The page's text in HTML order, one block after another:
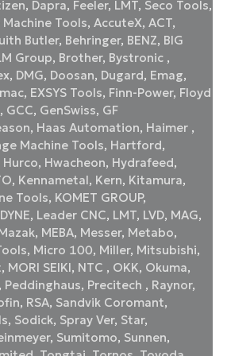
, Dapra, Feeler, LMT, Seco Tools,
Tools,AccuteX,ACT,
Butler, Behringer, BENZ, BIG
Group, Brother, Bystronic ,
, DMG, Doosan, Dugard, Emag,
, EXSYS Tools, Finn-Power, Floyd
, GCC, GenSwiss, GF
, Haas Automation, Haimer ,
Machine Tools, Hartford,
Hurco, Hwacheon, Hydrafeed,
, Kennametal, Kern, Kitamura,
Tools, KOMET GROUP,
, Leader CNC, LMT, LVD, MAG,
, MEBA, Messer, Metabo,
, Micro 100, Miller, Mitsubishi,
, MORI SEIKI, NTC , OKK, Okuma,
, Peddinghaus, Precitech , Raynor,
, RSA, Sandvik Coromant,
, Sodick, Spray Ver, Star,
, Sumitomo, Sunnen,